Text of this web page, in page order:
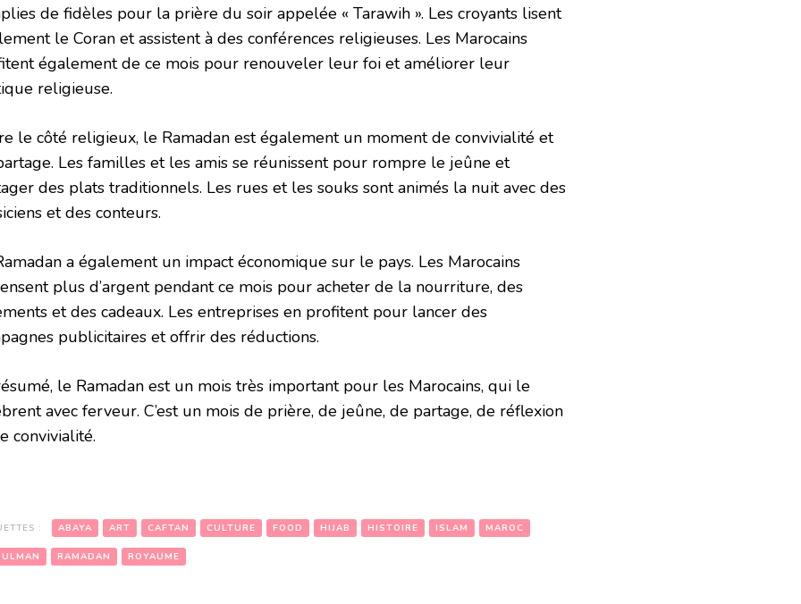
de fidèles pour la prière du soir appelée « Tarawih ». Les croyants lisent
le Coran et assistent à des conférences religieuses. Les Marocains
également de ce mois pour renouveler leur foi et améliorer leur
religieuse.
le côté religieux, le Ramadan est également un moment de convivialité et
Les familles et les amis se réunissent pour rompre le jeûne et
des plats traditionnels. Les rues et les souks sont animés la nuit avec des
et des conteurs.
a également un impact économique sur le pays. Les Marocains
plus d’argent pendant ce mois pour acheter de la nourriture, des
et des cadeaux. Les entreprises en profitent pour lancer des
publicitaires et offrir des réductions.
le Ramadan est un mois très important pour les Marocains, qui le
avec ferveur. C’est un mois de prière, de jeûne, de partage, de réflexion
convivialité.
: ABAYA ART CAFTAN CULTURE FOOD HIJAB HISTOIRE ISLAM MAROC
RAMADAN ROYAUME